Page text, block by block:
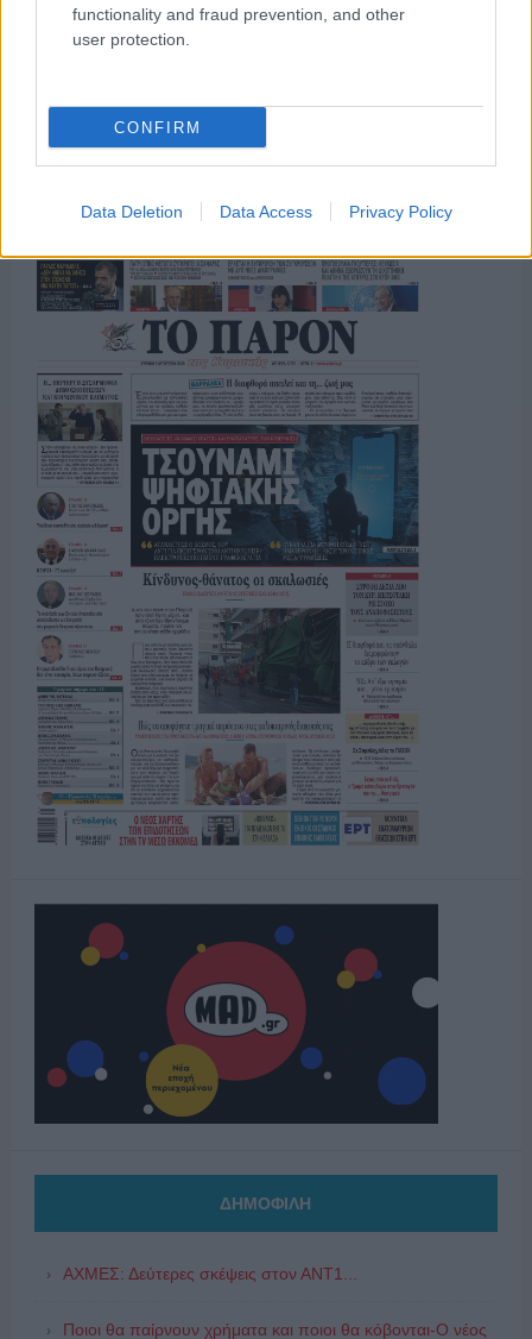
functionality and fraud prevention, and other
user protection.
CONFIRM
Data Deletion Data Access Privacy Policy
ΤΟ ΠΑΡΟΝ ΤΗΣ ΚΥΡΙΑΚΗΣ
ΔΗΜΟΦΙΛΗ
ΑΧΜΕΣ: Δεύτερες σκέψεις στον ΑΝΤ1...
Ποιοι θα παίρνουν χρήματα και ποιοι θα κόβονται-Ο νέος